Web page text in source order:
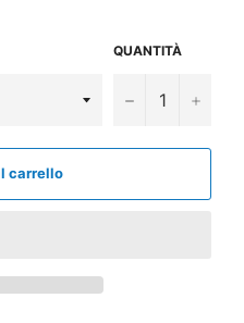
QUANTITÀ
− +
carrello